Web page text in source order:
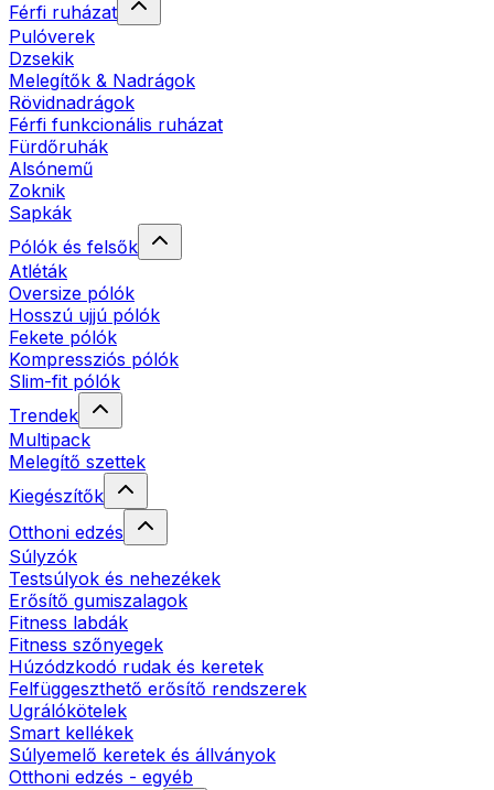
Férfi ruházat
Pulóverek
Dzsekik
Melegítők & Nadrágok
Rövidnadrágok
Férfi funkcionális ruházat
Fürdőruhák
Alsónemű
Zoknik
Sapkák
Pólók és felsők
Atléták
Oversize pólók
Hosszú ujjú pólók
Fekete pólók
Kompressziós pólók
Slim-fit pólók
Trendek
Multipack
Melegítő szettek
Kiegészítők
Otthoni edzés
Súlyzók
Testsúlyok és nehezékek
Erősítő gumiszalagok
Fitness labdák
Fitness szőnyegek
Húzódzkodó rudak és keretek
Felfüggeszthető erősítő rendszerek
Ugrálókötelek
Smart kellékek
Súlyemelő keretek és állványok
Otthoni edzés - egyéb